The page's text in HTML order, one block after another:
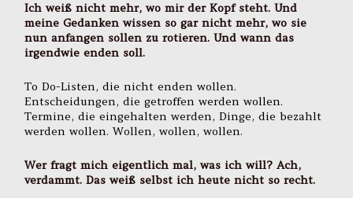
Ich weiß nicht mehr, wo mir der Kopf steht. Und
meine Gedanken wissen so gar nicht mehr, wo sie
nun anfangen sollen zu rotieren. Und wann das
irgendwie enden soll.
To Do-Listen, die nicht enden wollen.
Entscheidungen, die getroffen werden wollen.
Termine, die eingehalten werden, Dinge, die bezahlt
werden wollen. Wollen, wollen, wollen.
Wer fragt mich eigentlich mal, was ich will? Ach,
verdammt. Das weiß selbst ich heute nicht so recht.